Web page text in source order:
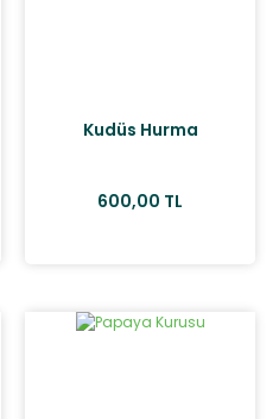
Kudüs Hurma
600,00 TL